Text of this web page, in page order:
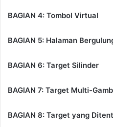
BAGIAN 4: Tombol Virtual
BAGIAN 5: Halaman
BAGIAN 6: Target Silinder
BAGIAN 7: Target Multi-
BAGIAN 8: Target yang